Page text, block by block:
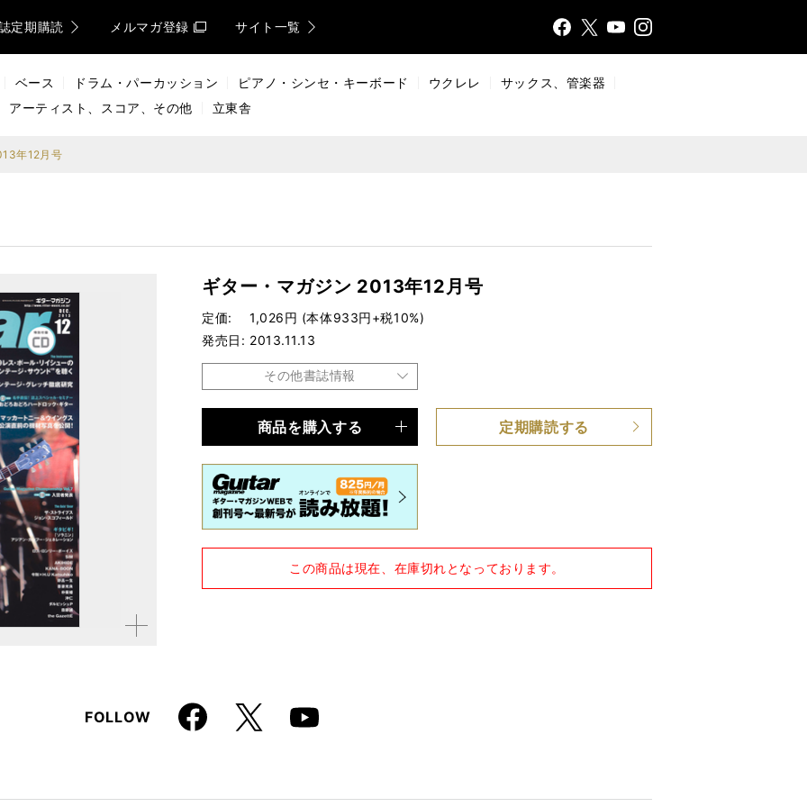
定期購読 メルマガ登録 サイト一覧
FaceX
YouTInsta
ベース ドラム・パーカッション ピアノ・シンセ・キーボード ウクレレ
サックス、管楽器
アーティスト、スコア、その他
立東舎
年12月号
拡大す
ギター・マガジン 2013年12月号
定価
1,026円 (本体933円+税10%)
発売日
2013.11.13
その他書誌情報
雑誌
仕様 A4変形判 / 274ページ / CD付き
商品を購入する 定期購読する
この商品は現在、在庫切れとなっております。
FOLLOWFaceboo
k
X Youtube